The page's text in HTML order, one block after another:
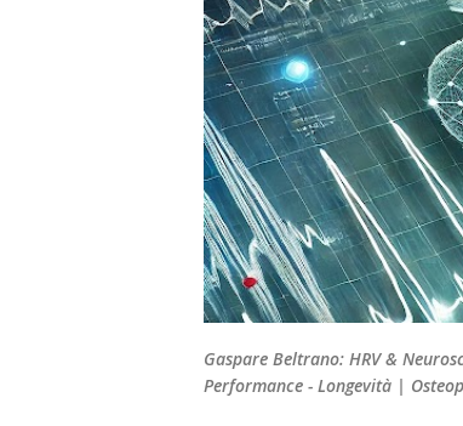
Gaspare Beltrano: HRV &
Performance - Longevità |